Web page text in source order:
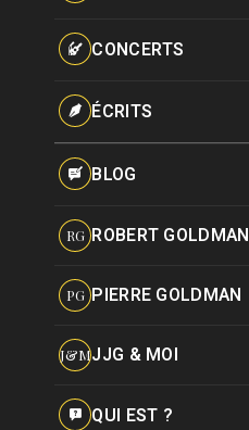
Pseudonymes
CONCERTS
ÉCRITS
Interviews
BLOG
RG ROBERT GOLDMAN
PG PIERRE GOLDMAN
J&MJJG & MOI
QUI EST ?